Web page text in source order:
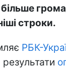
більше
строки.
РБК-